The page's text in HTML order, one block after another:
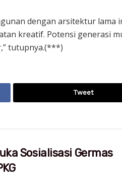
dengan arsitektur lama
kreatif. Potensi generasi
tutupnya.(***)
Tweet
Sosialisasi Germas